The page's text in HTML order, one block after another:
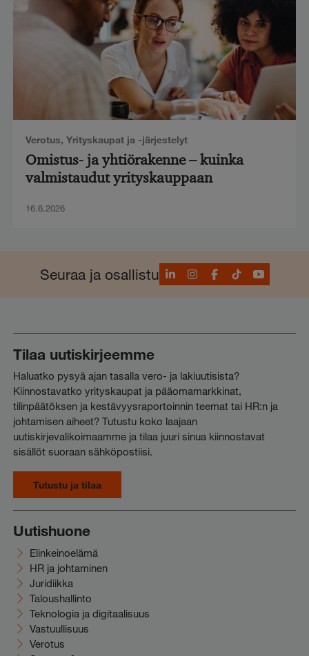
Verotus, Yrityskaupat ja -järjestelyt
Omistus- ja yhtiörakenne – kuinka
valmistaudut yrityskauppaan
16.6.2026
Seuraa ja osallistuLinkedInInstagram
Facebook
TikTokYouTube
Tilaa uutiskirjeemme
Haluatko pysyä ajan tasalla vero- ja lakiuutisista?
Kiinnostavatko yrityskaupat ja pääomamarkkinat,
tilinpäätöksen ja kestävyysraportoinnin teemat tai HR:n ja
johtamisen aiheet? Tutustu koko laajaan
uutiskirjevalikoimaamme ja tilaa juuri sinua kiinnostavat
sisällöt suoraan sähköpostiisi.
Tutustu ja tilaa
Uutishuone
Elinkeinoelämä
HR ja johtaminen
Juridiikka
Taloushallinto
Teknologia ja digitaalisuus
Vastuullisuus
Verotus